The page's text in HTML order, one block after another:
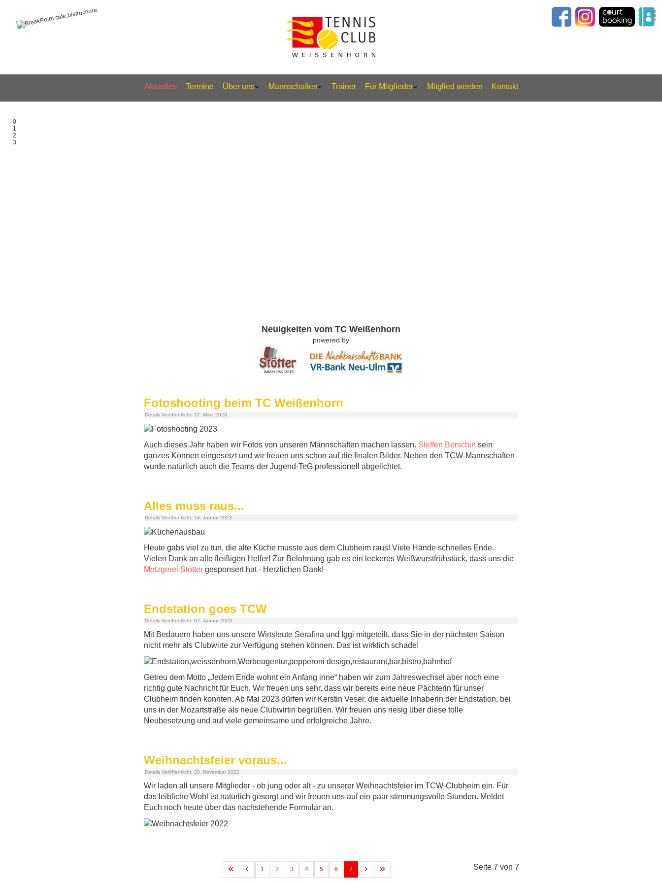
Aktuelles Termine Über uns Mannschaften Trainer Für Mitglieder Mitglied werden Kontakt
0
1
2
3
Neuigkeiten vom TC Weißenhorn
powered by
Fotoshooting beim TC Weißenhorn
Details Veröffentlicht: 12. März 2023
Auch dieses Jahr haben wir Fotos von unseren Mannschaften machen lassen. Steffen Berschin sein
ganzes Können eingesetzt und wir freuen uns schon auf die finalen Bilder. Neben den TCW-Mannschaften
wurde natürlich auch die Teams der Jugend-TeG professionell abgelichtet.
Alles muss raus...
Details Veröffentlicht: 14. Januar 2023
Heute gabs viel zu tun, die alte Küche musste aus dem Clubheim raus! Viele Hände schnelles Ende.
Vielen Dank an alle fleißigen Helfer! Zur Belohnung gab es ein leckeres Weißwurstfrühstück, dass uns die
Metzgerei Stötter gesponsert hat - Herzlichen Dank!
Endstation goes TCW
Details Veröffentlicht: 07. Januar 2023
Mit Bedauern haben uns unsere Wirtsleute Serafina und Iggi mitgeteilt, dass Sie in der nächsten Saison
nicht mehr als Clubwirte zur Verfügung stehen können. Das ist wirklich schade!
Getreu dem Motto „Jedem Ende wohnt ein Anfang inne“ haben wir zum Jahreswechsel aber noch eine
richtig gute Nachricht für Euch. Wir freuen uns sehr, dass wir bereits eine neue Pächterin für unser
Clubheim finden konnten. Ab Mai 2023 dürfen wir Kerstin Veser, die aktuelle Inhaberin der Endstation, bei
uns in der Mozartstraße als neue Clubwirtin begrüßen. Wir freuen uns riesig über diese tolle
Neubesetzung und auf viele gemeinsame und erfolgreiche Jahre.
Weihnachtsfeier voraus...
Details Veröffentlicht: 20. November 2022
Wir laden all unsere Mitglieder - ob jung oder alt - zu unserer Weihnachtsfeier im TCW-Clubheim ein. Für
das leibliche Wohl ist natürlich gesorgt und wir freuen uns auf ein paar stimmungsvolle Stunden. Meldet
Euch noch heute über das nachstehende Formular an.
Seite 7 von 7
1 2 3 4 5 6 7